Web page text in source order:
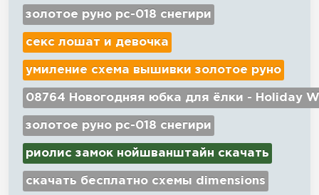
золотое руно рс-018 снегири
секс лошат и девочка
умиление схема вышивки золотое руно
08764 Новогодняя юбка для ёлки - Holiday
золотое руно рс-018 снегири
риолис замок нойшванштайн скачать
скачать бесплатно схемы dimensions